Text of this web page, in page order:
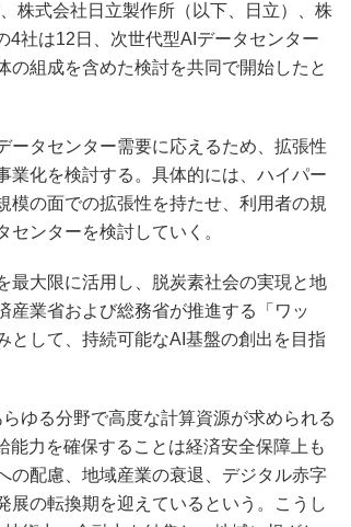
株式会社日立製作所（以下、日立）、株
社は12日、次世代型AIデータセンター
組成を含めた検討を共同で開始したと
タセンター需要に応えるため、拡張性
業化を検討する。具体的には、ハイパー
模の面での拡張性を持たせ、利用者の規
ンターを検討していく。
大限に活用し、脱炭素社会の実現と地
産業省および総務省が推進する「ワッ
として、持続可能なAI基盤の創出を目指
ゆる分野で高度な計算資源が求められる
力を確保することは経済安全保障上も
の配慮、地域産業の衰退、デジタル赤字
展の転換期を迎えているという。こうし